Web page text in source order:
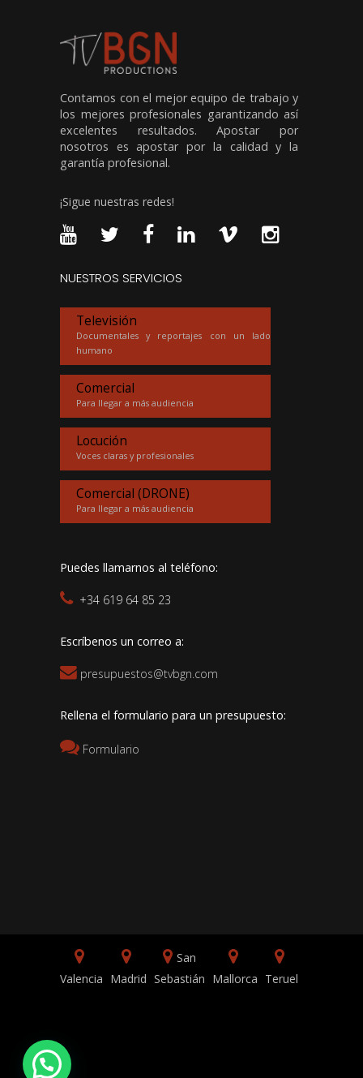
Contamos con el mejor equipo de trabajo y
los mejores profesionales garantizando así
excelentes resultados. Apostar por
nosotros es apostar por la calidad y la
garantía profesional.
¡Sigue nuestras redes!
NUESTROS SERVICIOS
Televisión
Documentales y reportajes con un lado
humano
Comercial
Para llegar a más audiencia
Locución
Voces claras y profesionales
Comercial (DRONE)
Para llegar a más audiencia
Puedes llamarnos al teléfono:
+34 619 64 85 23
Escríbenos un correo a:
presupuestos@tvbgn.com
Rellena el formulario para un presupuesto:
Formulario
Valencia Madrid
San
Sebastián Mallorca Teruel